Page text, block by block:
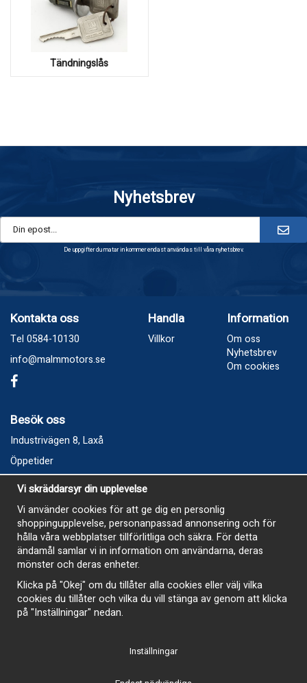
Tändningslås
Nyhetsbrev
De uppgifter du matar in kommer endast användas till våra nyhetsbrev.
Kontakta oss
Tel 0584-10130
info@malmmotors.se
Handla
Villkor
Information
Om oss
Nyhetsbrev
Om cookies
Besök oss
Industrivägen 8, Laxå
Öppetider
Vecka 32
Måndag kl 9-12, kl 13 - 15
Onsdag kl 9-12, kl 13 - 15
Tisdag, Tordag och Fredag stängt
E-Handelsbutiken är öppen och paket skickas hela
sommaren
Vi skräddarsyr din upplevelse
Vi använder cookies för att ge dig en personlig
shoppingupplevelse, personanpassad annonsering och för
hålla våra webbplatser tillförlitliga och säkra. För detta
ändamål samlar vi in information om användarna, deras
mönster och deras enheter.
Klicka på "Okej" om du tillåter alla cookies eller välj vilka
cookies du tillåter och vilka du vill stänga av genom att klicka
på "Inställningar" nedan.
Inställningar